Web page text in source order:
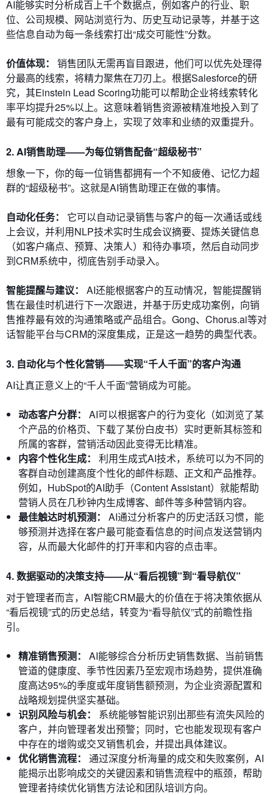
AI能够实时分析成百上千个数据点，例如客户的行业、职
位、公司规模、网站浏览行为、历史互动记录等，并基于这
些信息自动为每一条线索打出“成交可能性”分数。
价值体现：
销售团队无需再盲目跟进，他们可以优先处理得
分最高的线索，将精力聚焦在刀刃上。根据Salesforce的研
究，其Einstein Lead Scoring功能可以帮助企业将线索转化
率平均提升25%以上。这意味着销售资源被精准地投入到了
最有可能成交的客户身上，实现了效率和业绩的双重提升。
2. AI销售助理——为每位销售配备“超级秘书”
想象一下，你的每一位销售都拥有一个不知疲倦、记忆力超
群的“超级秘书”。这就是AI销售助理正在做的事情。
自动化任务：
它可以自动记录销售与客户的每一次通话或线
上会议，并利用NLP技术实时生成会议摘要、提炼关键信息
（如客户痛点、预算、决策人）和待办事项，然后自动同步
到CRM系统中，彻底告别手动录入。
智能提醒与建议：
AI还能根据客户的互动情况，智能提醒销
售在最佳时机进行下一次跟进，并基于历史成功案例，向销
售推荐最有效的沟通策略或产品组合。Gong、Chorus.ai等对
话智能平台与CRM的深度集成，正是这一趋势的典型代表。
3. 自动化与个性化营销——实现“千人千面”的客户沟通
AI让真正意义上的“千人千面”营销成为可能。
动态客户分群：
AI可以根据客户的行为变化（如浏览了某
个产品的价格页、下载了某份白皮书）实时更新其标签和
所属的客群，营销活动因此变得无比精准。
内容个性化生成：
利用生成式AI技术，系统可以为不同的
客群自动创建高度个性化的邮件标题、正文和产品推荐。
例如，HubSpot的AI助手（Content Assistant）就能帮助
营销人员在几秒钟内生成博客、邮件等多种营销内容。
最佳触达时机预测：
AI通过分析客户的历史活跃习惯，能
够预测并选择在客户最可能查看信息的时间点发送营销内
容，从而最大化邮件的打开率和内容的点击率。
4. 数据驱动的决策支持——从“看后视镜”到“看导航仪”
对于管理者而言，AI智能CRM最大的价值在于将决策依据从
“看后视镜”式的历史总结，转变为“看导航仪”式的前瞻性指
引。
精准销售预测：
AI能够综合分析历史销售数据、当前销售
管道的健康度、季节性因素乃至宏观市场趋势，提供准确
度高达95%的季度或年度销售额预测，为企业资源配置和
战略规划提供坚实基础。
识别风险与机会：
系统能够智能识别出那些有流失风险的
客户，并向管理者发出预警；同时，它也能发现现有客户
中存在的增购或交叉销售机会，并提出具体建议。
优化销售流程：
通过深度分析海量的成交和失败案例，AI
能揭示出影响成交的关键因素和销售流程中的瓶颈，帮助
管理者持续优化销售方法论和团队培训方向。